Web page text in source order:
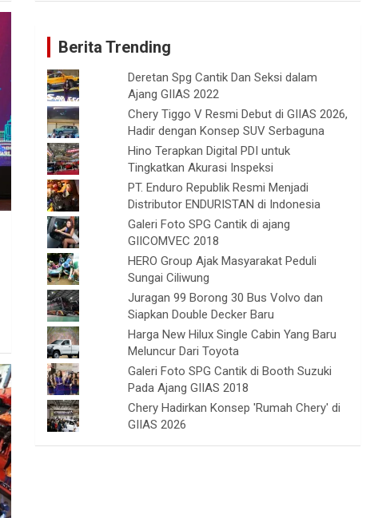
Berita Trending
Deretan Spg Cantik Dan Seksi dalam
Ajang GIIAS 2022
Chery Tiggo V Resmi Debut di GIIAS 2026,
Hadir dengan Konsep SUV Serbaguna
Hino Terapkan Digital PDI untuk
Tingkatkan Akurasi Inspeksi
PT. Enduro Republik Resmi Menjadi
Distributor ENDURISTAN di Indonesia
Galeri Foto SPG Cantik di ajang
GIICOMVEC 2018
HERO Group Ajak Masyarakat Peduli
Sungai Ciliwung
Juragan 99 Borong 30 Bus Volvo dan
Siapkan Double Decker Baru
Harga New Hilux Single Cabin Yang Baru
Meluncur Dari Toyota
Galeri Foto SPG Cantik di Booth Suzuki
Pada Ajang GIIAS 2018
Chery Hadirkan Konsep 'Rumah Chery' di
GIIAS 2026